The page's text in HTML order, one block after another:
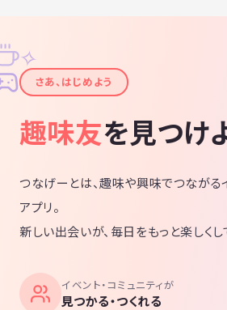
✦
✧
さあ、はじめよう
趣味友を見つけ
つなげーとは、趣味や興味でつながる
アプリ。
新しい出会いが、毎日をもっと楽しくし
イベント・コミュニティが
見つかる・つくれる